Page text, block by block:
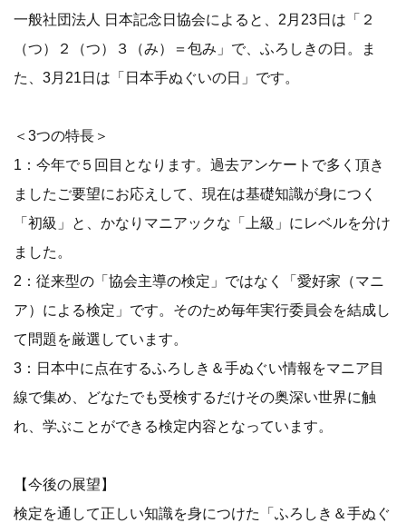
一般社団法人 日本記念日協会によると、2月23日は「２
（つ）２（つ）３（み）＝包み」で、ふろしきの日。ま
た、3月21日は「日本手ぬぐいの日」です。
＜3つの特長＞
1：今年で５回目となります。過去アンケートで多く頂き
ましたご要望にお応えして、現在は基礎知識が身につく
「初級」と、かなりマニアックな「上級」にレベルを分け
ました。
2：従来型の「協会主導の検定」ではなく「愛好家（マニ
ア）による検定」です。そのため毎年実行委員会を結成し
て問題を厳選しています。
3：日本中に点在するふろしき＆手ぬぐい情報をマニア目
線で集め、どなたでも受検するだけその奥深い世界に触
れ、学ぶことができる検定内容となっています。
【今後の展望】
検定を通して正しい知識を身につけた「ふろしき＆手ぬぐ